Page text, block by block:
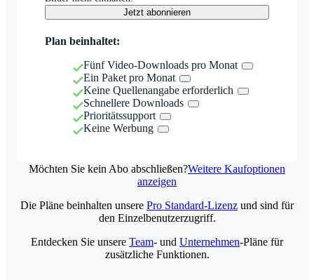
Jetzt abonnieren
Plan beinhaltet:
Fünf Video-Downloads pro Monat
Ein Paket pro Monat
Keine Quellenangabe erforderlich
Schnellere Downloads
Prioritätssupport
Keine Werbung
Möchten Sie kein Abo abschließen?Weitere Kaufoptionen
anzeigen
Die Pläne beinhalten unsere Pro Standard-Lizenz und sind für
den Einzelbenutzerzugriff.
Entdecken Sie unsere Team- und Unternehmen-Pläne für
zusätzliche Funktionen.